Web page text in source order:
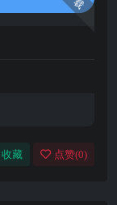
收藏 点赞(0)